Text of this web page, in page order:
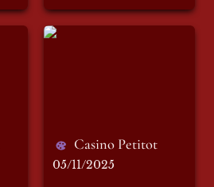
Casino Petitot
Casino Petitot
05/11/2025